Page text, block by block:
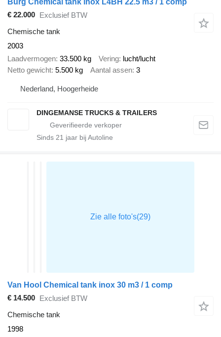
€ 22.000 Exclusief BTW
Chemische tank
2003
Laadvermogen 33.500 kg Vering lucht/lucht
Netto gewicht 5.500 kg Aantal assen 3
Nederland, Hoogerheide
DINGEMANSE TRUCKS & TRAILERS
Sinds 21 jaar bij Autoline
Van Hool Chemical tank inox 30 m3 / 1 comp
€ 14.500 Exclusief BTW
Chemische tank
1998